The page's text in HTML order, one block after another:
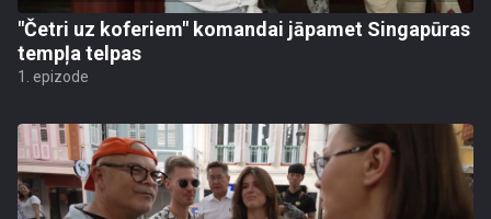
"Četri uz koferiem" komandai jāpamet Singapūras
tempļa telpas
1. epizode